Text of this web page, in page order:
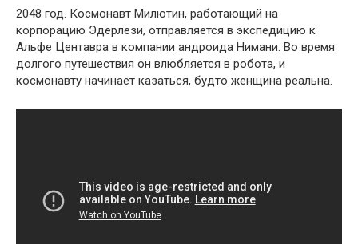
2048 год. Космонавт Милютин, работающий на
корпорацию Эдерлези, отправляется в экспедицию к
Альфе Центавра в компании андроида Нимани. Во время
долгого путешествия он влюбляется в робота, и
космонавту начинает казаться, будто женщина реальна.